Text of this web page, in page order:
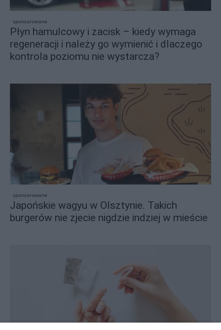
sponsorowane
Płyn hamulcowy i zacisk – kiedy wymaga
regeneracji i należy go wymienić i dlaczego
kontrola poziomu nie wystarcza?
sponsorowane
Japońskie wagyu w Olsztynie. Takich
burgerów nie zjecie nigdzie indziej w mieście